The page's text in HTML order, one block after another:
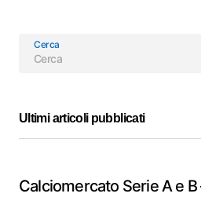
Cerca
Ultimi articoli pubblicati
Calciomercato Serie A e B